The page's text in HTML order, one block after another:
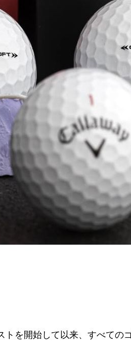
トを開始して以来、すべて